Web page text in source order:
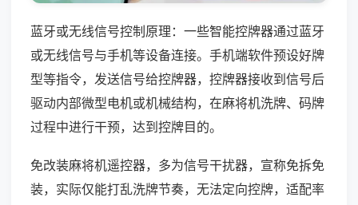
蓝牙或无线信号控制原理：一些智能控牌器通过蓝牙
或无线信号与手机等设备连接。手机端软件预设好牌
型等指令，发送信号给控牌器，控牌器接收到信号后
驱动内部微型电机或机械结构，在麻将机洗牌、码牌
过程中进行干预，达到控牌目的。
免改装麻将机遥控器，多为信号干扰器，宣称免拆免
装，实际仅能打乱洗牌节奏，无法定向控牌，适配率